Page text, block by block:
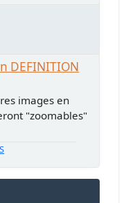
DEFINITION
images en
"zoomables"